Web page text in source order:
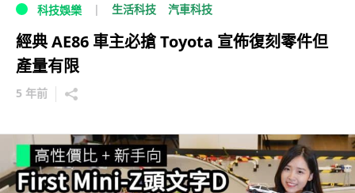
科技娛樂 生活科技 汽車科技
經典 AE86 車主必搶 Toyota 宣佈復刻零件但
產量有限
5 年前